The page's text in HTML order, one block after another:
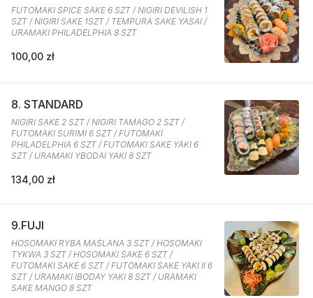
FUTOMAKI SPICE SAKE 6 SZT / NIGIRI DEVILISH 1
SZT / NIGIRI SAKE 1SZT / TEMPURA SAKE YASAI /
URAMAKI PHILADELPHIA 8 SZT
100,00 zł
8. STANDARD
NIGIRI SAKE 2 SZT / NIGIRI TAMAGO 2 SZT /
FUTOMAKI SURIMI 6 SZT / FUTOMAKI
PHILADELPHIA 6 SZT / FUTOMAKI SAKE YAKI 6
SZT / URAMAKI YBODAI YAKI 8 SZT
134,00 zł
9.FUJI
HOSOMAKI RYBA MAŚLANA 3 SZT / HOSOMAKI
TYKWA 3 SZT / HOSOMAKI SAKE 6 SZT /
FUTOMAKI SAKE 6 SZT / FUTOMAKI SAKE YAKI II 6
SZT / URAMAKI IBODAY YAKI 8 SZT / URAMAKI
SAKE MANGO 8 SZT